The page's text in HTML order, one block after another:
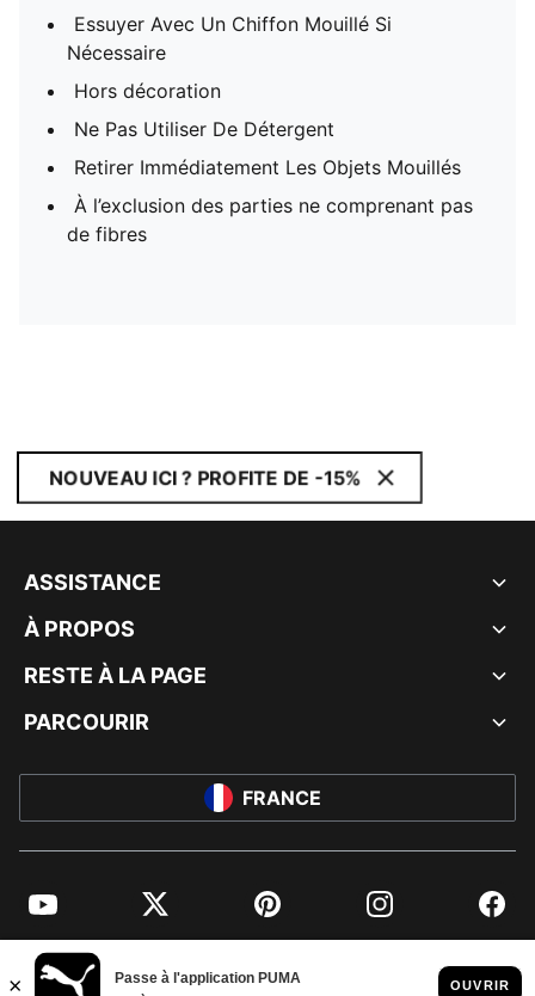
Essuyer Avec Un Chiffon Mouillé Si
Nécessaire
Hors décoration
Ne Pas Utiliser De Détergent
Retirer Immédiatement Les Objets Mouillés
À l’exclusion des parties ne comprenant pas
de fibres
NOUVEAU ICI ? PROFITE DE -15%
ASSISTANCE
À PROPOS
RESTE À LA PAGE
PARCOURIR
FRANCE
YouTube Twitter Pinterest Instagram
© PUMA EUROPE GMBH, 2026. TOUS DROITS RÉSERVÉS
MENTIONS ET DONNÉES LÉGALES